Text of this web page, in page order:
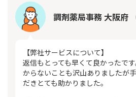
調剤薬局事務 大阪府
【弊社サービスについて】
返信もとっても早くて良かったで
からないことも沢山ありましたが
だきとても助かりました。